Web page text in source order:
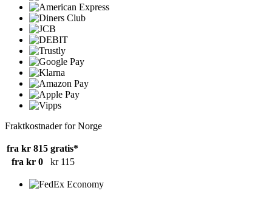
Fraktkostnader for Norge
fra kr 815 gratis*
fra kr 0
kr 115